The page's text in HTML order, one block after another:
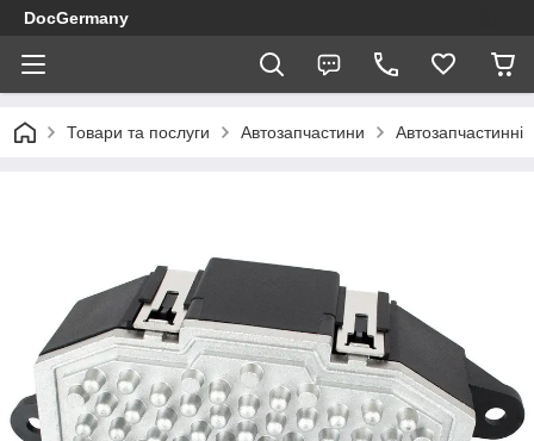
DocGermany
Товари та послуги Автозапчастини Автозапчастинні